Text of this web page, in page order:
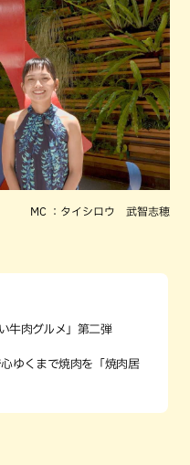
MC ：タイシロウ 武智志穂
牛肉グルメ」第二弾
ゆくまで焼肉を「焼肉居